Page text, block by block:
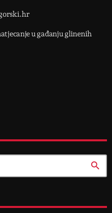
u gađanju glinenih
search